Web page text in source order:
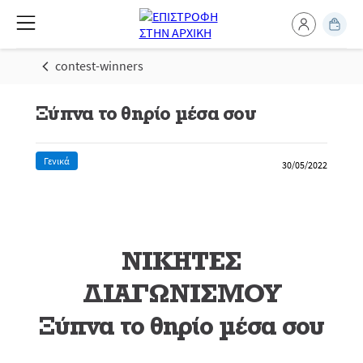
contest-winners
Ξύπνα το θηρίο μέσα σου
Γενικά 30/05/2022
ΝΙΚΗΤΕΣ
ΔΙΑΓΩΝΙΣΜΟΥ
Ξύπνα το θηρίο μέσα σου